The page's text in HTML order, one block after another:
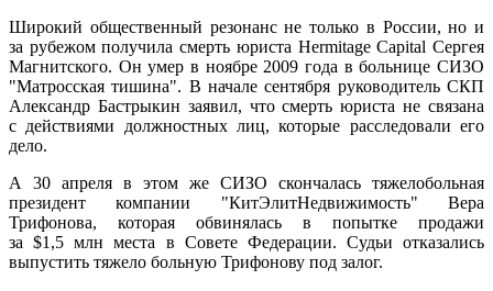
Широкий общественный резонанс не только в России, но и
за рубежом получила смерть юриста Hermitage Capital Сергея
Магнитского. Он умер в ноябре 2009 года в больнице СИЗО
"Матросская тишина". В начале сентября руководитель СКП
Александр Бастрыкин заявил, что смерть юриста не связана
с действиями должностных лиц, которые расследовали его
дело.
А 30 апреля в этом же СИЗО скончалась тяжелобольная
президент компании "КитЭлитНедвижимость" Вера
Трифонова, которая обвинялась в попытке продажи
за $1,5 млн места в Cовете Федерации. Судьи отказались
выпустить тяжело больную Трифонову под залог.